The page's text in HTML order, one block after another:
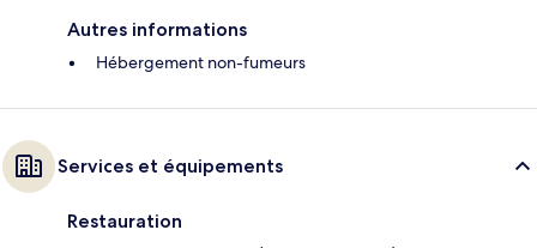
Autres informations
Hébergement non-fumeurs
Services et équipements
Restauration